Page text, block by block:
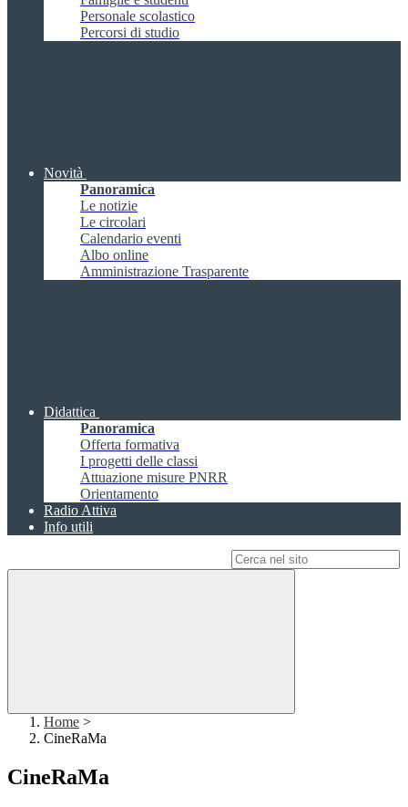
Personale scolastico
Percorsi di studio
Novità
Panoramica
Le notizie
Le circolari
Calendario eventi
Albo online
Amministrazione Trasparente
Didattica
Panoramica
Offerta formativa
I progetti delle classi
Attuazione misure PNRR
Orientamento
Radio Attiva
Info utili
Home >
CineRaMa
CineRaMa